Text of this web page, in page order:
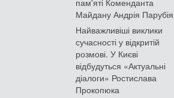
Майдану Андрія Парубія
Найважливіші виклики
сучасності у відкритій
розмові. У Києві
відбудуться «Актуальні
діалоги» Ростислава
Прокопюка